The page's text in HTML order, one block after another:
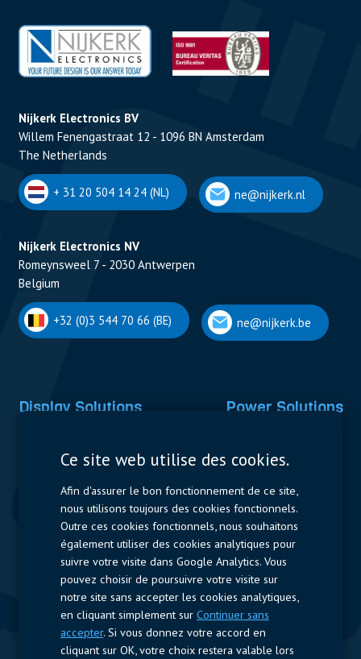
Nijkerk Electronics BV
Willem Fenengastraat 12 - 1096 BN Amsterdam
The Netherlands
+ 31 20 504 14 24 (NL) ne@nijkerk.nl
Nijkerk Electronics NV
Romeynsweel 7 - 2030 Antwerpen
Belgium
+32 (0)3 544 70 66 (BE) ne@nijkerk.be
Display Solutions Power Solutions
Contactors & Fuses
Measurement
Resistors
Accès rapide
Profil de l’entreprise Fournisseurs Jobs
Suivez-nous
Ce site web utilise des cookies.
Afin d'assurer le bon fonctionnement de ce site,
nous utilisons toujours des cookies fonctionnels.
Outre ces cookies fonctionnels, nous souhaitons
également utiliser des cookies analytiques pour
suivre votre visite dans Google Analytics. Vous
pouvez choisir de poursuivre votre visite sur
notre site sans accepter les cookies analytiques,
en cliquant simplement sur Continuer sans
accepter. Si vous donnez votre accord en
cliquant sur OK, votre choix restera valable lors